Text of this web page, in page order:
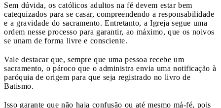
Sem dúvida, os católicos adultos na fé devem estar bem
catequizados para se casar, compreendendo a responsabilidade
e a gravidade do sacramento. Entretanto, a Igreja segue uma
ordem nesse processo para garantir, ao máximo, que os noivos
se unam de forma livre e consciente.
Vale destacar que, sempre que uma pessoa recebe um
sacramento, o pároco que o administra envia uma notificação à
paróquia de origem para que seja registrado no livro de
Batismo.
Isso garante que não haja confusão ou até mesmo má-fé, pois